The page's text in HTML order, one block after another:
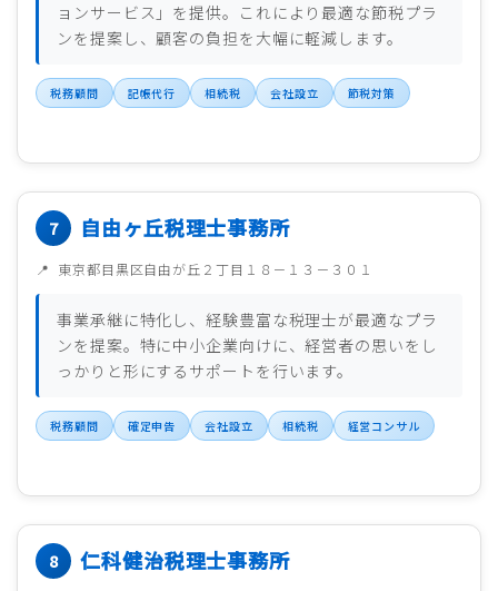
ョンサービス」を提供。これにより最適な節税プラ
ンを提案し、顧客の負担を大幅に軽減します。
税務顧問 記帳代行 相続税 会社設立 節税対策
自由ヶ丘税理士事務所
東京都目黒区自由が丘２丁目１８－１３－３０１
事業承継に特化し、経験豊富な税理士が最適なプラ
ンを提案。特に中小企業向けに、経営者の思いをし
っかりと形にするサポートを行います。
税務顧問 確定申告 会社設立 相続税 経営コンサル
仁科健治税理士事務所